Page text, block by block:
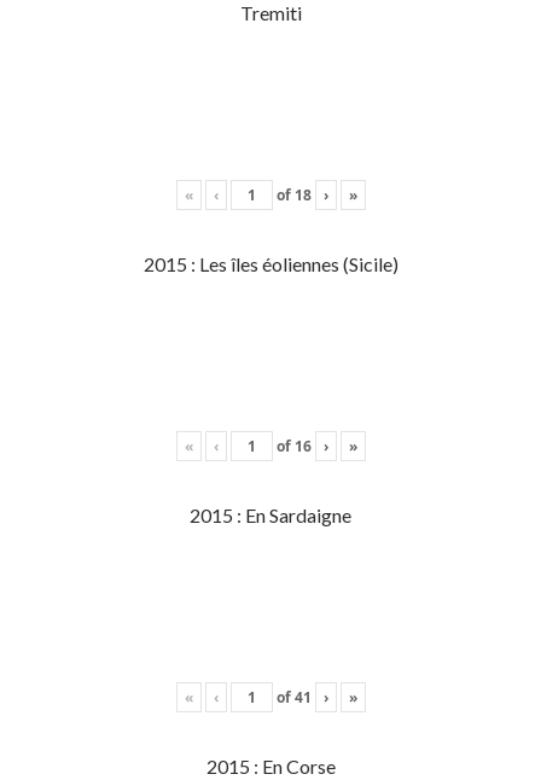
Tremiti
« ‹ of 18 › »
2015 : Les îles éoliennes (Sicile)
« ‹ of 16 › »
2015 : En Sardaigne
« ‹ of41 › »
2015 : En Corse